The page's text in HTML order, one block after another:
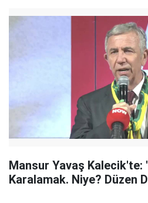
Mansur Yavaş Kalecik'te:
Karalamak. Niye? Düzen